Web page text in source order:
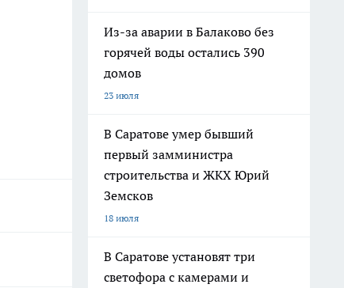
Из-за аварии в Балаково без
горячей воды остались 390
домов
23 июля
В Саратове умер бывший
первый замминистра
строительства и ЖКХ Юрий
Земсков
18 июля
В Саратове установят три
светофора с камерами и